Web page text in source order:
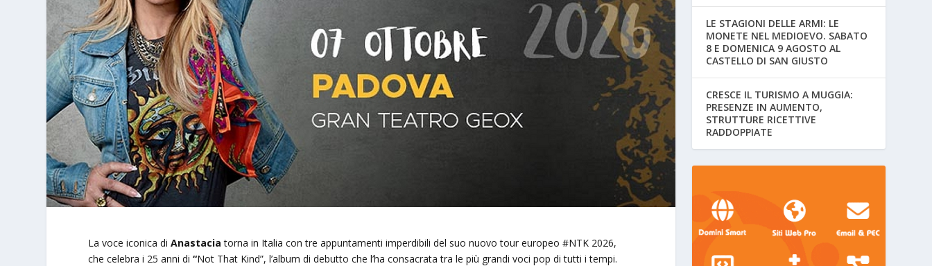
La voce iconica diAnastacia torna in Italia con tre appuntamenti imperdibili del suo nuovo tour europeo #NTK 2026,
che celebra i 25 anni di“Not That Kind”, l’album di debutto che l’ha consacrata tra le più grandi voci pop di tutti i tempi.
LE STAGIONI DELLE ARMI: LE
MONETE NEL MEDIOEVO. SABATO
8 E DOMENICA 9 AGOSTO AL
CASTELLO DI SAN GIUSTO
CRESCE IL TURISMO A MUGGIA:
PRESENZE IN AUMENTO,
STRUTTURE RICETTIVE
RADDOPPIATE